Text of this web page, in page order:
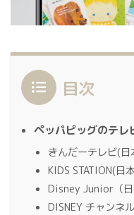
目次
ペッパピッグのテ
きんだーテレビ(日
KIDS STATION(日
Disney Junior（日
DISNEY チャンネ